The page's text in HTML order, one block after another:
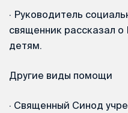
· Руководитель
священник рассказал
детям.
Другие виды помощи
· Священный Синод